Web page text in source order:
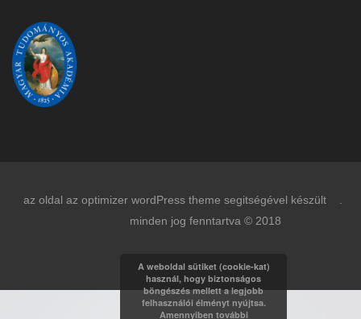
az oldal az optimizer wordPress theme segitségével készült .
minden jog fenntartva © 2018
A weboldal sütiket (cookie-kat)
használ, hogy biztonságos
böngészés mellett a legjobb
felhasználói élményt nyújtsa.
Amennyiben további